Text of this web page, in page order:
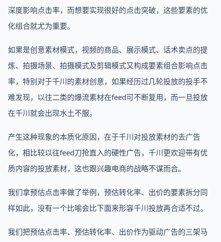
深度影响点击率，而想要实现很好的点击突破，这些要素的优
化组合就尤为重要。
如果是创意素材模式，视频的商品、展示模式、话术卖点的提
炼、拍摄场景、拍摄模式及剪辑模式又构成要素组合影响点击
率，特别对于千川的素材创意，如果经历过几轮投放的投手不
难发现，以往二类的爆流素材在feed可不断复用，而一旦投放
在千川就会出现水土不服。
产生这种现象的本质化原因，在于千川对投放素材的去广告
化，相比较以往feed刀抢直入的硬性广告，千川更欢迎带有优
质内容的投放素材，这也跟兴趣电商的战略不谋而合。
我们拿预估点击率做了举例，预估转化率、出价的要素拆分同
样如此，没有一个比喻会比下面来形容千川投放再合适不过。
我们把预估点击率、预估转化率、出价作为驱动广告的三架马